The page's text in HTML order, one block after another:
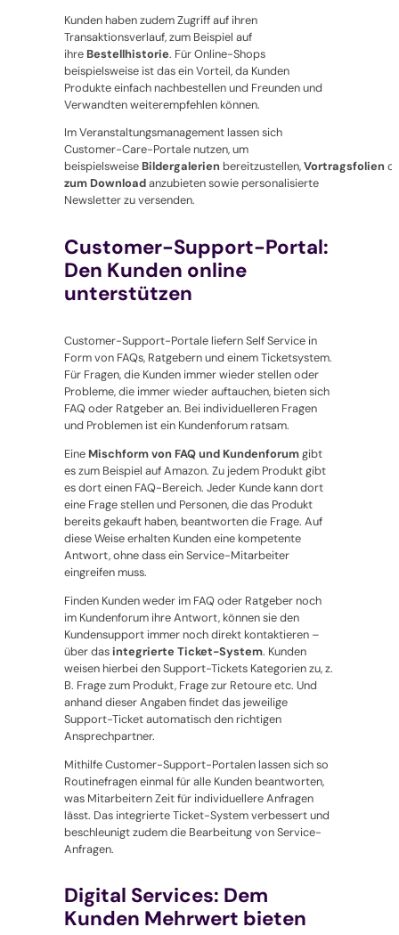
Kunden haben zudem Zugriff auf ihren
Transaktionsverlauf, zum Beispiel auf
ihre Bestellhistorie. Für Online-Shops
beispielsweise ist das ein Vorteil, da Kunden
Produkte einfach nachbestellen und Freunden und
Verwandten weiterempfehlen können.
Im Veranstaltungsmanagement lassen sich
Customer-Care-Portale nutzen, um
beispielsweise Bildergalerien bereitzustellen,Vortragsfolien
zum Downloadanzubieten sowie personalisierte
Newsletter zu versenden.
Customer-Support-Portal:
Den Kunden online
unterstützen
Customer-Support-Portale liefern Self Service in
Form von FAQs, Ratgebern und einem Ticketsystem.
Für Fragen, die Kunden immer wieder stellen oder
Probleme, die immer wieder auftauchen, bieten sich
FAQ oder Ratgeber an. Bei individuelleren Fragen
und Problemen ist ein Kundenforum ratsam.
Eine Mischform von FAQ und Kundenforumgibt
es zum Beispiel auf Amazon. Zu jedem Produkt gibt
es dort einen FAQ-Bereich. Jeder Kunde kann dort
eine Frage stellen und Personen, die das Produkt
bereits gekauft haben, beantworten die Frage. Auf
diese Weise erhalten Kunden eine kompetente
Antwort, ohne dass ein Service-Mitarbeiter
eingreifen muss.
Finden Kunden weder im FAQ oder Ratgeber noch
im Kundenforum ihre Antwort, können sie den
Kundensupport immer noch direkt kontaktieren –
über dasintegrierte Ticket-System. Kunden
weisen hierbei den Support-Tickets Kategorien zu, z.
B. Frage zum Produkt, Frage zur Retoure etc. Und
anhand dieser Angaben findet das jeweilige
Support-Ticket automatisch den richtigen
Ansprechpartner.
Mithilfe Customer-Support-Portalen lassen sich so
Routinefragen einmal für alle Kunden beantworten,
was Mitarbeitern Zeit für individuellere Anfragen
lässt. Das integrierte Ticket-System verbessert und
beschleunigt zudem die Bearbeitung von Service-
Anfragen.
Digital Services: Dem
Kunden Mehrwert bieten